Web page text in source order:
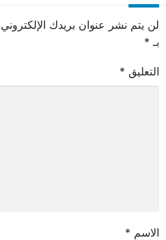
لن يتم نشر عنوان بريدك
بـ *
التعليق *
الاسم *